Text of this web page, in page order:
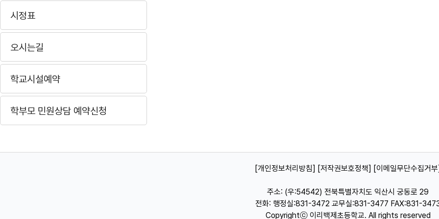
시정표
오시는길
학교시설예약
학부모 민원상담 예약신청
[개인정보처리방침] [저작권보호정책] [이메일무단수집거
주소: (우:54542) 전북특별자치도 익산시 궁동로 29
전화: 행정실:831-3472 교무실:831-3477 FAX:831-
Copyrightⓒ 이리백제초등학교. All rights reserved